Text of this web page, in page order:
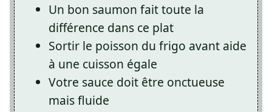
Un bon saumon fait toute la
différence dans ce plat
Sortir le poisson du frigo avant aide
à une cuisson égale
Votre sauce doit être onctueuse
mais fluide